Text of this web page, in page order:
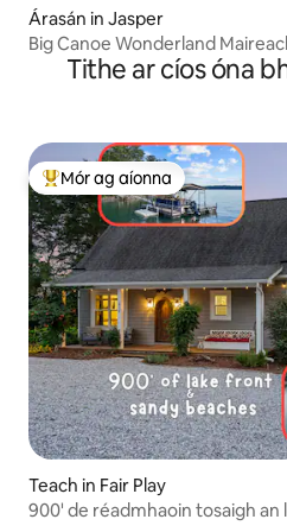
Árasán in Jasper
Big Canoe Wonderland
Tithe ar cíos óna
An-mhór ag aíonna
Mór ag aíonna
Teach in Fair Play
900' de réadmhaoin tosaigh an